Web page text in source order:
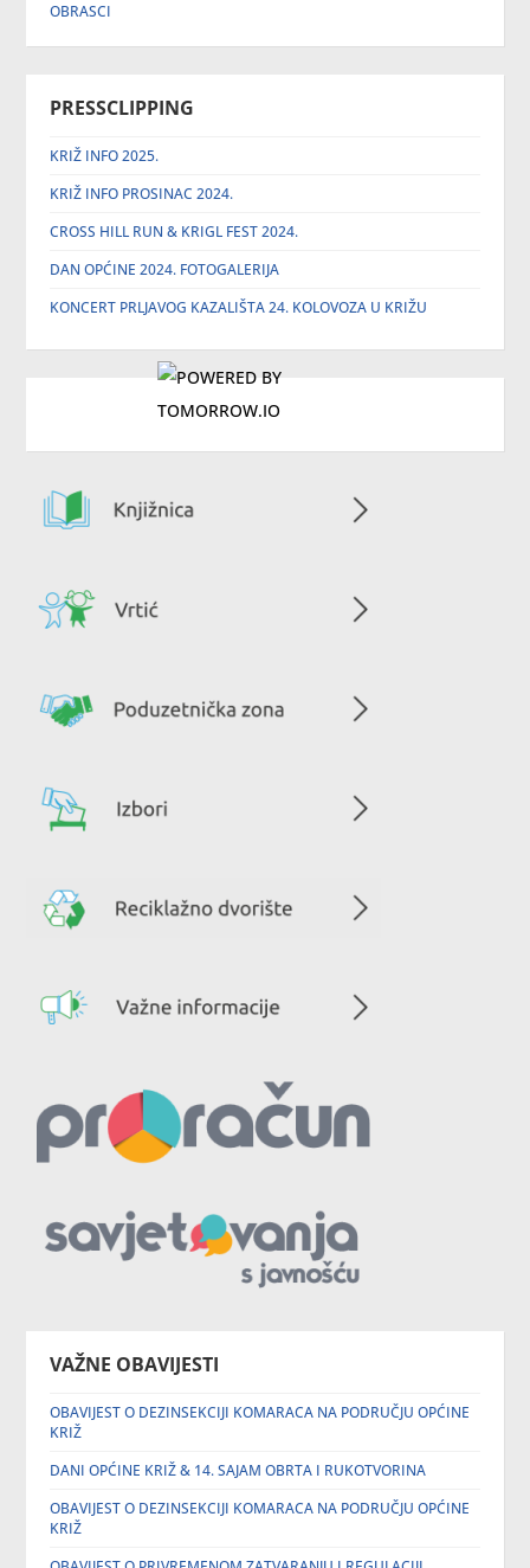
OBRASCI
PRESSCLIPPING
KRIŽ INFO 2025.
KRIŽ INFO PROSINAC 2024.
CROSS HILL RUN & KRIGL FEST 2024.
DAN OPĆINE 2024. FOTOGALERIJA
KONCERT PRLJAVOG KAZALIŠTA 24. KOLOVOZA U KRIŽU
VAŽNE OBAVIJESTI
OBAVIJEST O DEZINSEKCIJI KOMARACA NA PODRUČJU OPĆINE
KRIŽ
DANI OPĆINE KRIŽ & 14. SAJAM OBRTA I RUKOTVORINA
OBAVIJEST O DEZINSEKCIJI KOMARACA NA PODRUČJU OPĆINE
KRIŽ